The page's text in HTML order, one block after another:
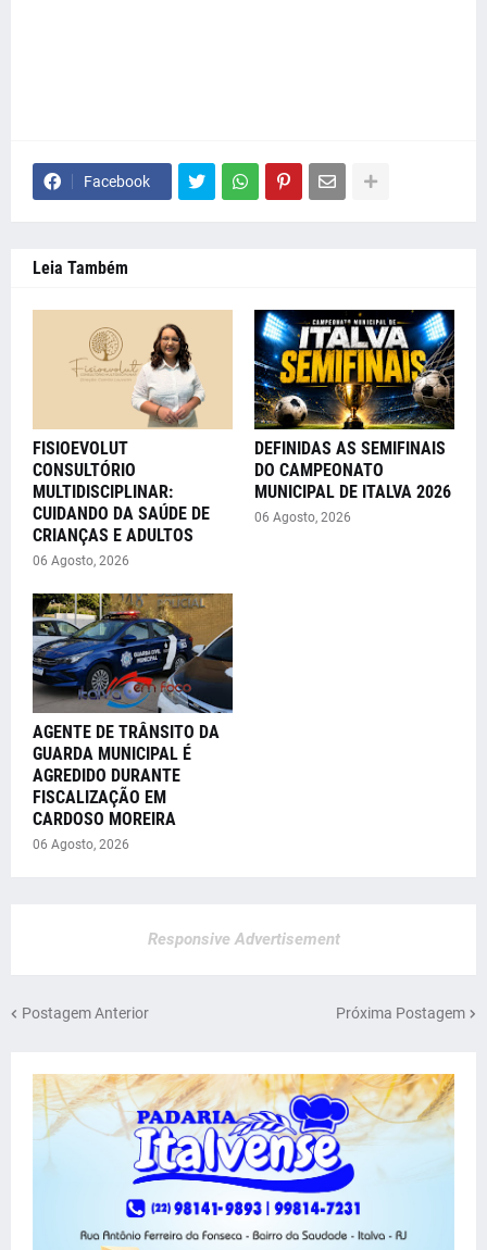
Facebook
Leia Também
FISIOEVOLUT
CONSULTÓRIO
MULTIDISCIPLINAR:
CUIDANDO DA SAÚDE DE
CRIANÇAS E ADULTOS
06 Agosto, 2026
DEFINIDAS AS SEMIFINAIS
DO CAMPEONATO
MUNICIPAL DE ITALVA 2026
06 Agosto, 2026
AGENTE DE TRÂNSITO DA
GUARDA MUNICIPAL É
AGREDIDO DURANTE
FISCALIZAÇÃO EM
CARDOSO MOREIRA
06 Agosto, 2026
Responsive Advertisement
Postagem Anterior Próxima Postagem